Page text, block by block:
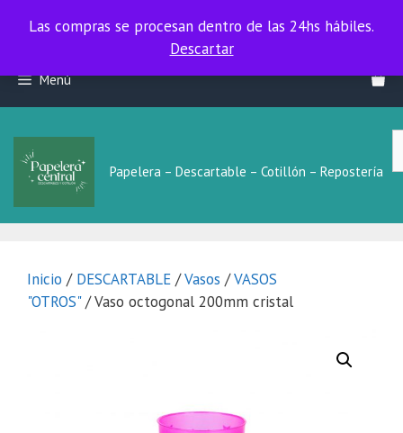
Las compras se procesan dentro de las 24hs hábiles.
Las compras se procesan dentro de las 24hs hábiles.
Descartar
contenido
Menú
Papelera – Descartable – Cotillón – Repostería
Inicio / DESCARTABLE /Vasos /VASOS
"OTROS"/ Vaso octogonal 200mm cristal